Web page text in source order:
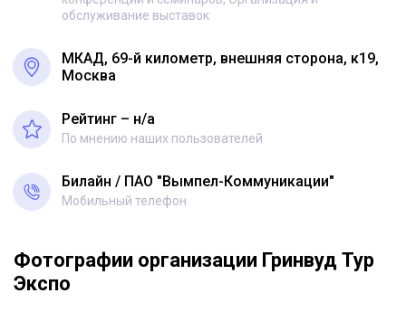
обслуживание выставок
МКАД, 69-й километр, внешняя сторона, к19,
Москва
Рейтинг – н/a
По мнению наших пользователей
Билайн ПАО "Вымпел-Коммуникации"
Мобильный телефон
Фотографии организации Гринвуд Тур
Экспо